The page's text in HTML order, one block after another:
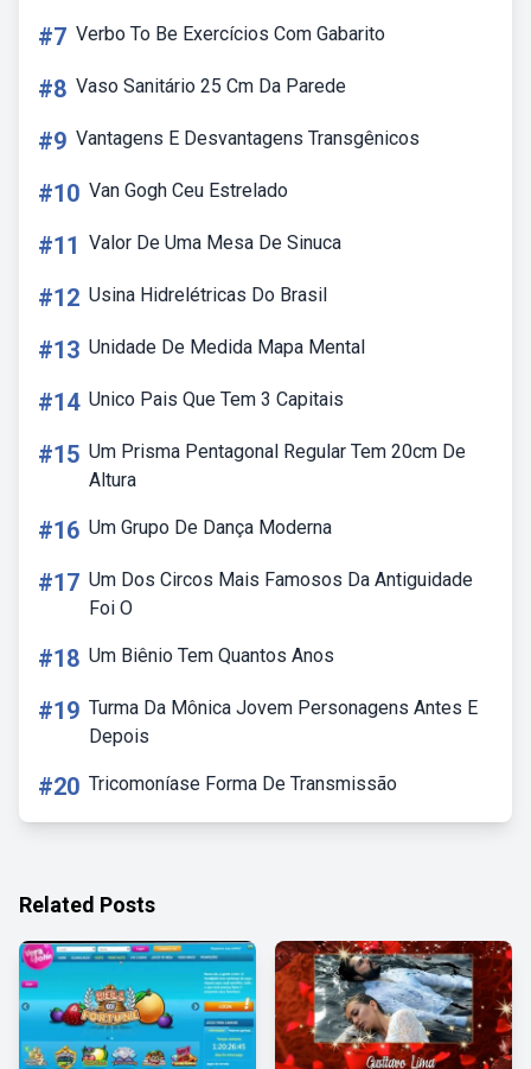
#7 Verbo To Be Exercícios Com Gabarito
#8 Vaso Sanitário 25 Cm Da Parede
#9 Vantagens E Desvantagens Transgênicos
#10 Van Gogh Ceu Estrelado
#11 Valor De Uma Mesa De Sinuca
#12 Usina Hidrelétricas Do Brasil
#13 Unidade De Medida Mapa Mental
#14 Unico Pais Que Tem 3 Capitais
#15 Um Prisma Pentagonal Regular Tem 20cm De
Altura
#16 Um Grupo De Dança Moderna
#17 Um Dos Circos Mais Famosos Da Antiguidade
Foi O
#18 Um Biênio Tem Quantos Anos
#19 Turma Da Mônica Jovem Personagens Antes E
Depois
#20 Tricomoníase Forma De Transmissão
Related Posts